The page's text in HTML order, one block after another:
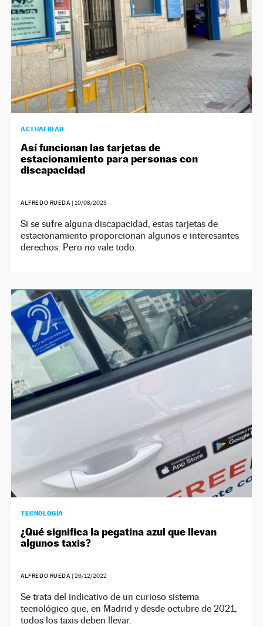
ACTUALIDAD
Así funcionan las tarjetas de
estacionamiento para personas con
discapacidad
ALFREDO RUEDA | 10/08/2023
Si se sufre alguna discapacidad, estas tarjetas de
estacionamiento proporcionan algunos e interesantes
derechos. Pero no vale todo.
TECNOLOGÍA
¿Qué significa la pegatina azul que llevan
algunos taxis?
ALFREDO RUEDA | 26/12/2022
Se trata del indicativo de un curioso sistema
tecnológico que, en Madrid y desde octubre de 2021,
todos los taxis deben llevar.